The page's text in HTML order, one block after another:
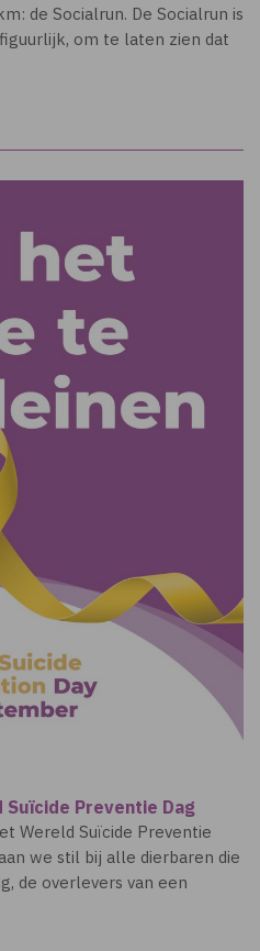
de Socialrun. De Socialrun is
om te laten zien dat
Preventie Dag
Wereld Suïcide Preventie
we stil bij alle dierbaren die
de overlevers van een